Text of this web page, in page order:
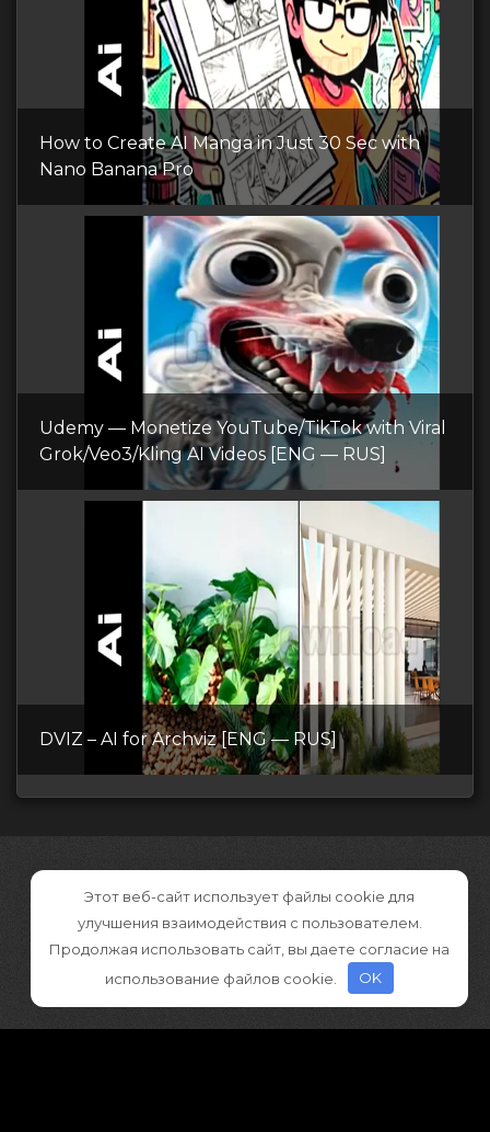
How to Create AI Manga in Just 30 Sec with
Nano Banana Pro
Udemy — Monetize YouTube/TikTok with Viral
Grok/Veo3/Kling AI Videos [ENG — RUS]
DVIZ – AI for Archviz [ENG — RUS]
Этот веб-сайт использует файлы cookie для
улучшения взаимодействия с пользователем.
Продолжая использовать сайт, вы даете согласие на
использование файлов cookie.
OK